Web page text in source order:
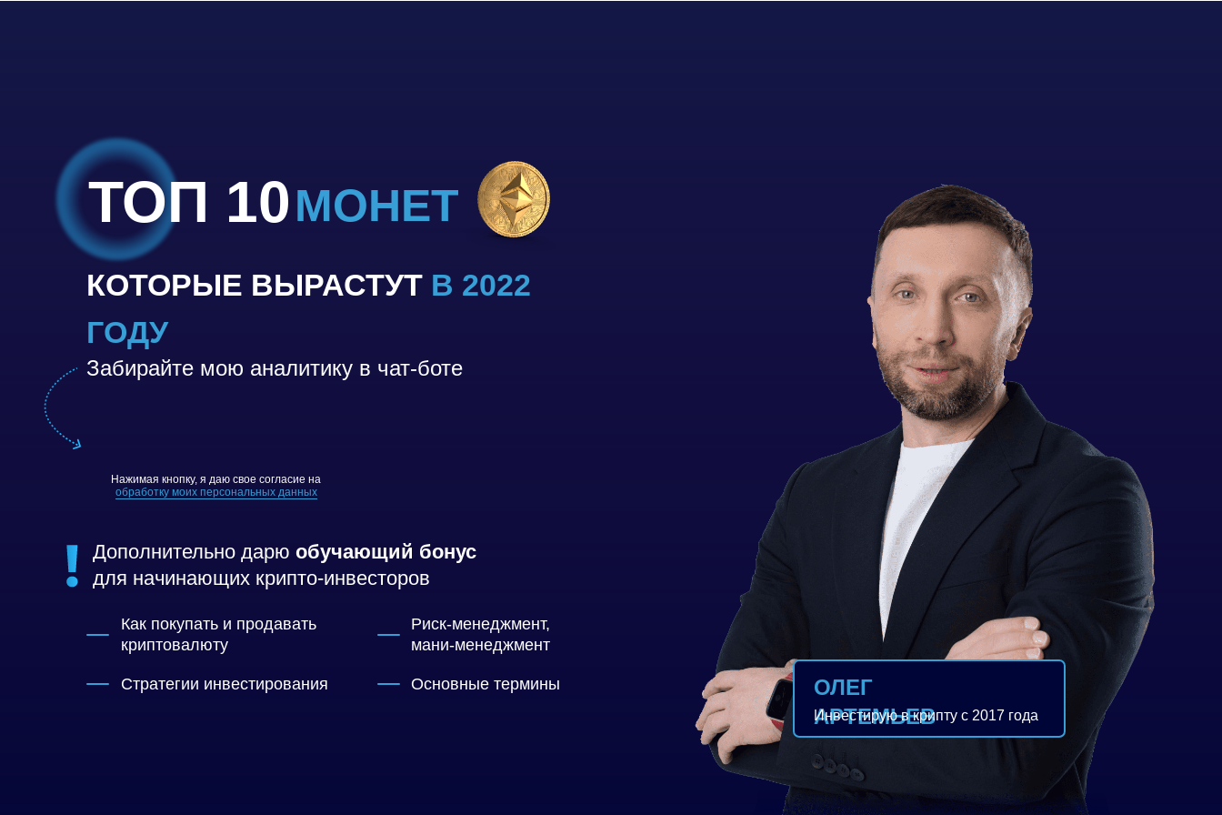
ТОП 10
КОТОРЫЕ ВЫРАСТУТ В 2022
ГОДУ
Забирайте мою аналитику в чат-боте
Как покупать и продавать
криптовалюту
Дополнительно дарю обучающий бонус
для начинающих крипто-инвесторов
Стратегии инвестирования
Риск-менеджмент,
мани-менеджмент
Основные термины
МОНЕТ
Нажимая кнопку, я даю свое согласие на
обработку моих персональных данных
ОЛЕГ
АРТЕМЬЕВ
Инвестирую в крипту с 2017 года